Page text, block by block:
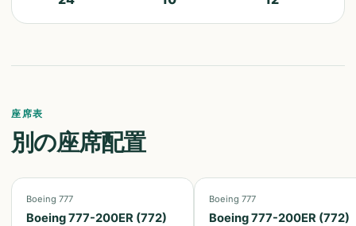
座席表
別の座席配置
Boeing 777
Boeing 777-200ER (772)
Boeing 777
Boeing 777-200ER (772)